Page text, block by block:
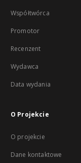
Współtwórca
Promotor
Recenzent
Wydawca
Data wydania
O Projekcie
O projekcie
Dane kontaktowe